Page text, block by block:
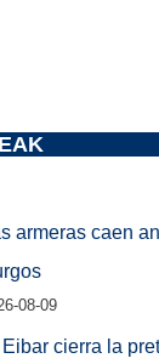
armeras caen
08-09
cierra la